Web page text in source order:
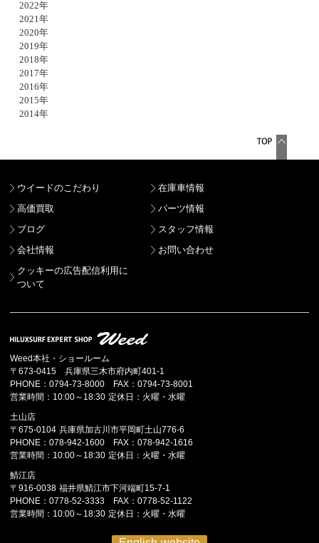
2022年
2021年
2020年
2019年
2018年
2017年
2016年
2015年
2014年
ウイードのこだわり
在庫車情報
高価買取
パーツ情報
ブログ
スタッフ情報
会社情報
お問い合わせ
クッキーの広告配信利用に
ついて
Weed本社・ショールーム
〒673-0415 兵庫県三木市府内町401-1
PHONE：0794-73-8000 FAX：0794-73-8001
営業時間：10:00～18:30 定休日：火曜・水曜
土山店
〒675-0104 兵庫県加古川市平岡町土山776-6
PHONE：078-942-1600 FAX：078-942-1616
営業時間：10:00～18:30 定休日：火曜・水曜
鯖江店
〒916-0038 福井県鯖江市下河端町15-7-1
PHONE：0778-52-3333 FAX：0778-52-1122
営業時間：10:00～18:30 定休日：火曜・水曜